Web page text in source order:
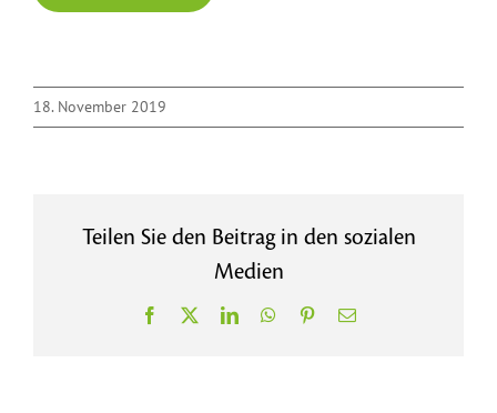
18. November 2019
Teilen Sie den Beitrag in den sozialen
Medien
Facebook LinkedInWhatsApp
Pinterest
E-